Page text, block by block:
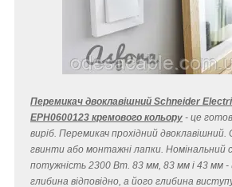
Перемикач двоклавішний Schneider
EPH0600123 кремового кольору - це
виріб. Перемикач прохідний двоклавішний.
гвинти або монтажні лапки. Номінальний
потужність 2300 Вт. 83 мм, 83 мм і 43 мм -
глибина відповідно, а його глибина